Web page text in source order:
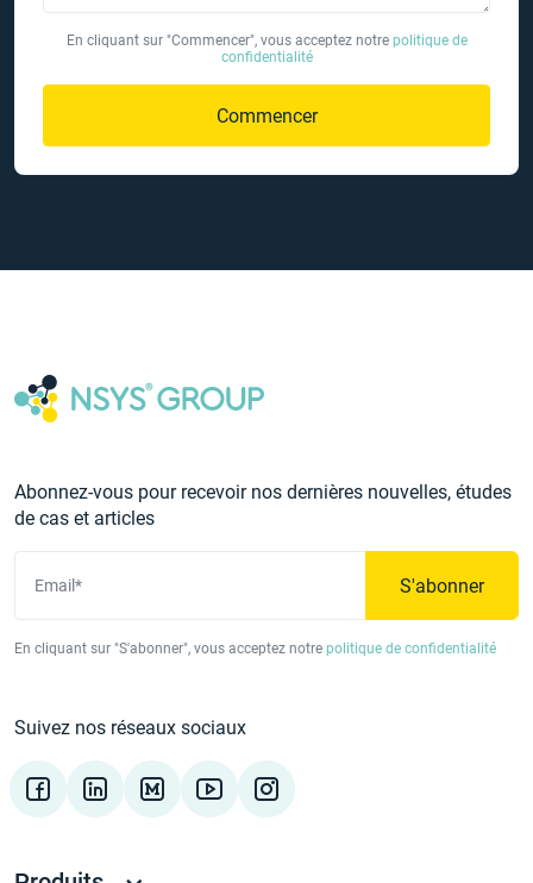
En cliquant sur "Commencer", vous acceptez notre politique de
confidentialité
Commencer
Abonnez-vous pour recevoir nos dernières nouvelles, études
de cas et articles
Email* S'abonner
En cliquant sur "S'abonner", vous acceptez notre politique de confidentialité
Suivez nos réseaux sociaux